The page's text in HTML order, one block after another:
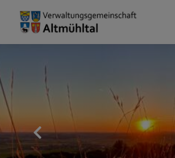
Aktuelles